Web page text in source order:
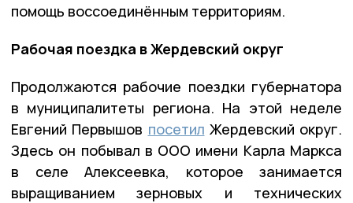
помощь воссоединённым территориям.
Рабочая поездка в Жердевский округ
Продолжаются рабочие поездки губернатора
в муниципалитеты региона. На этой неделе
Евгений Первышов посетил Жердевский округ.
Здесь он побывал в ООО имени Карла Маркса
в селе Алексеевка, которое занимается
выращиванием зерновых и технических